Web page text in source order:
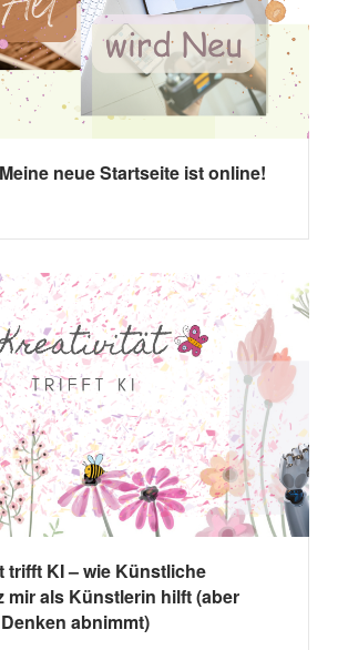
neue Startseite ist online!
trifft KI – wie Künstliche
mir als Künstlerin hilft (aber
abnimmt)